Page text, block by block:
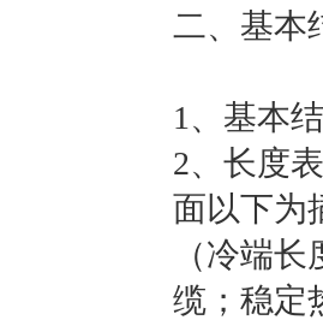
二、基本
1、基本
2、长度
面以下为
（冷端
缆；稳定